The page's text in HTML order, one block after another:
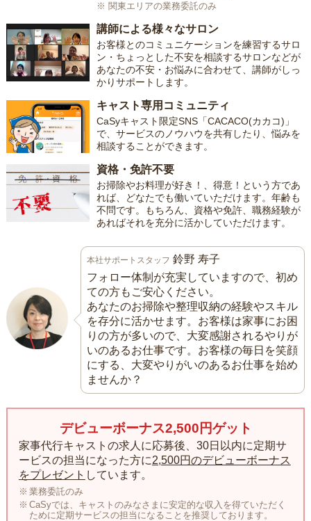
※ 関東エリアの業務委託のみ
講師による様々なサロン
お客様とのコミュニケーションを練習するサロ
ン・ちょっとした不安を相談するサロンなどが
あなたの不安・お悩みに合わせて、講師がしっ
かりサポートします。
キャスト専用コミュニティ
CaSyキャスト限定SNS「CACACO(カカコ)」
で、サービスのノウハウを共有したり、悩みを
相談することができます。
資格・免許不要
お掃除やお料理が好き！、得意！という方であ
れば、どなたでも働いていただけます。年齢も
不問です。もちろん、資格や免許、職務経験が
あればそれを充分に活かしていただけます。
本社サポートスタッフ 鈴野 寿子
フォロー体制が充実していますので、初め
ての方もご安心ください。
あなたのお掃除や整理収納の経験やスキル
を存分に活かせます。お客様は家事にお困
りの方が多いので、大変感謝されるやりが
いのあるお仕事です。お客様の毎日を笑顔
にする、大変やりがいのあるお仕事を始め
ませんか？
デビューボーナス2,500円ゲット
家事代行キャストの求人に応募後、30日以内に定期サ
ービスの担当になった方に2,500円のデビューボーナス
をプレゼント しています。
業務委託のみ
CaSyでは、キャストのみなさまに安定的な収入を得ていただく
ために定期サービスの担当になることを推奨しております。